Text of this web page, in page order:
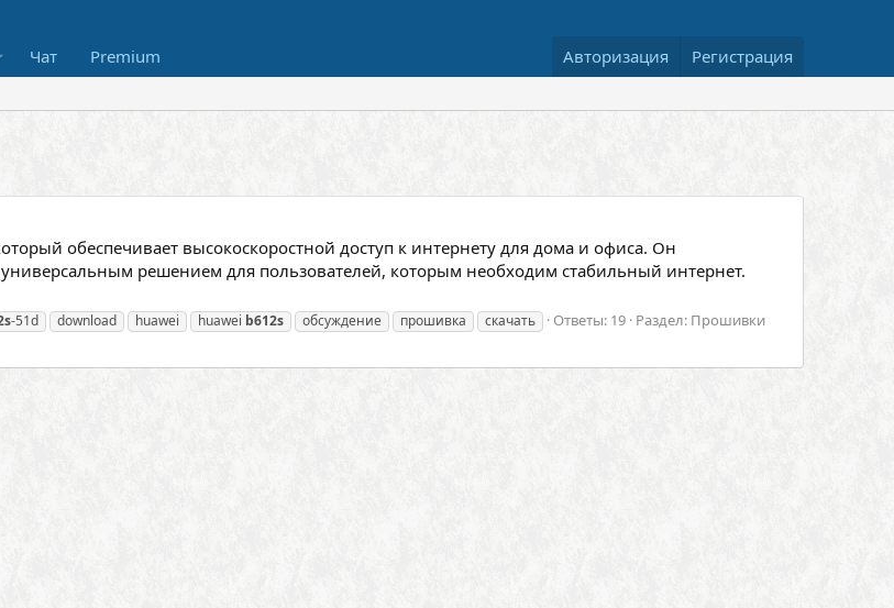
Чат Premium Авторизация Регистрация
обеспечивает высокоскоростной доступ к интернету для дома и офиса. Он
универсальным решением для пользователей, которым необходим стабильный интернет.
-51d download huawei huawei b612s обсуждение прошивка скачать Ответы: 19 Раздел: Прошивки